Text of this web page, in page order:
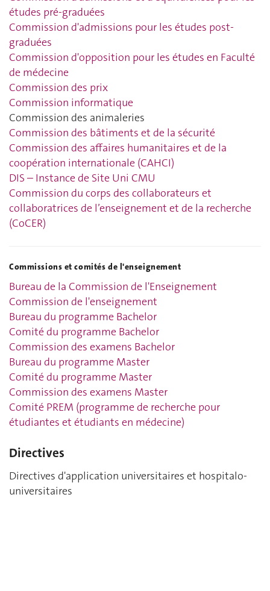
études pré-graduées
Commission d'admissions pour les études post-
graduées
Commission d'opposition pour les études en Faculté
de médecine
Commission des prix
Commission informatique
Commission des animaleries
Commission des bâtiments et de la sécurité
Commission des affaires humanitaires et de la
coopération internationale (CAHCI)
DIS – Instance de Site Uni CMU
Commission du corps des collaborateurs et
collaboratrices de l’enseignement et de la recherche
(CoCER)
Commissions et comités de l'enseignement
Bureau de la Commission de l'Enseignement
Commission de l'enseignement
Bureau du programme Bachelor
Comité du programme Bachelor
Commission des examens Bachelor
Bureau du programme Master
Comité du programme Master
Commission des examens Master
Comité PREM (programme de recherche pour
étudiantes et étudiants en médecine)
Directives
Directives d'application universitaires et hospitalo-
universitaires